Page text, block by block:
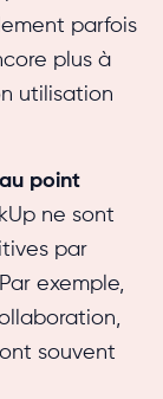
parfois
plus à
utilisation
point
ne sont
par
exemple,
souvent